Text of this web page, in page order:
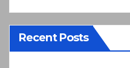
Recent Posts